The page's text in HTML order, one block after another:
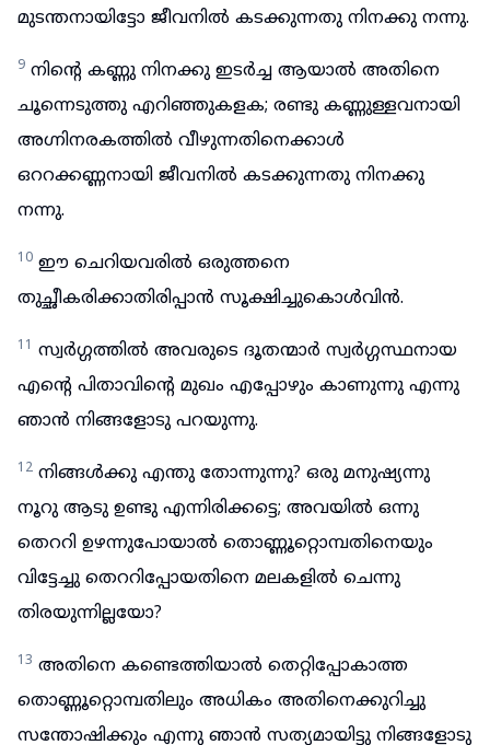
മുടന്തനായിട്ടോ ജീവനിൽ കടക്കുന്നതു നിനക്കു നന്നു.
9 നിന്റെ കണ്ണു നിനക്കു ഇടർച്ച ആയാൽ അതിനെ
ചൂന്നെടുത്തു എറിഞ്ഞുകളക; രണ്ടു കണ്ണുള്ളവനായി
അഗ്നിനരകത്തിൽ വീഴുന്നതിനെക്കാൾ
ഒററക്കണ്ണനായി ജീവനിൽ കടക്കുന്നതു നിനക്കു
നന്നു.
10 ഈ ചെറിയവരിൽ ഒരുത്തനെ
തുച്ഛീകരിക്കാതിരിപ്പാൻ സൂക്ഷിച്ചുകൊൾവിൻ.
11 സ്വർഗ്ഗത്തിൽ അവരുടെ ദൂതന്മാർ സ്വർഗ്ഗസ്ഥനായ
എന്റെ പിതാവിന്റെ മുഖം എപ്പോഴും കാണുന്നു എന്നു
ഞാൻ നിങ്ങളോടു പറയുന്നു.
12 നിങ്ങൾക്കു എന്തു തോന്നുന്നു? ഒരു മനുഷ്യന്നു
നൂറു ആടു ഉണ്ടു എന്നിരിക്കട്ടെ; അവയിൽ ഒന്നു
തെററി ഉഴന്നുപോയാൽ തൊണ്ണൂറ്റൊമ്പതിനെയും
വിട്ടേച്ചു തെററിപ്പോയതിനെ മലകളിൽ ചെന്നു
തിരയുന്നില്ലയോ?
13 അതിനെ കണ്ടെത്തിയാൽ തെറ്റിപ്പോകാത്ത
തൊണ്ണൂറ്റൊമ്പതിലും അധികം അതിനെക്കുറിച്ചു
സന്തോഷിക്കും എന്നു ഞാൻ സത്യമായിട്ടു നിങ്ങളോടു